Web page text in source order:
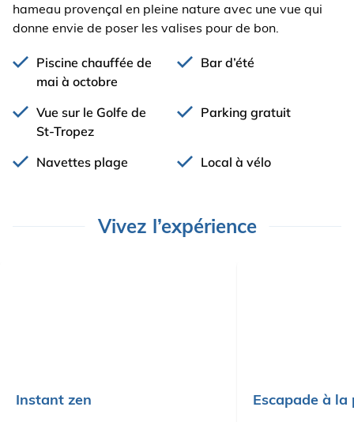
hameau provençal en pleine nature avec une vue qui
donne envie de poser les valises pour de bon.
Piscine chauffée de
mai à octobre
Bar d’été
Vue sur le Golfe de
St-Tropez
Parking gratuit
Navettes plage Local à vélo
Vivez l’expérience
Instant zen Escapade à la